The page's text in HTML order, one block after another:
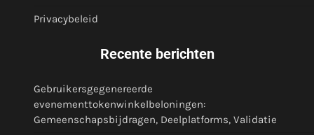
Privacybeleid
Recente berichten
Gebruikersgegenereerde
evenementtokenwinkelbeloningen:
Gemeenschapsbijdragen, Deelplatforms, Validatie